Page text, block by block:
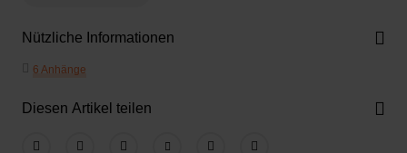
Nützliche Informationen
6 Anhänge
Diesen Artikel teilen